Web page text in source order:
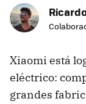
Xiaomi está
eléctrico:
grandes